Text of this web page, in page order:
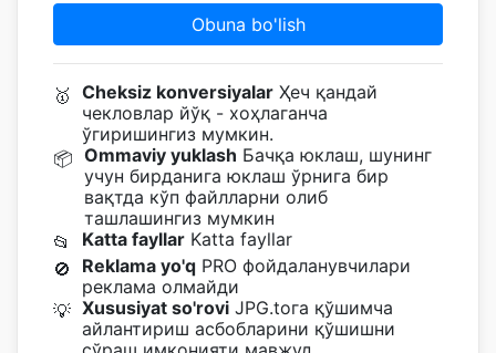
Obuna bo'lish
🥇 Cheksiz konversiyalar Ҳеч қандай
чекловлар йўқ - хоҳлаганча
ўгиришингиз мумкин.
📦 Ommaviy yuklash Бачқа юклаш, шунинг
учун бирданига юклаш ўрнига бир
вақтда кўп файлларни олиб
ташлашингиз мумкин
📂
Katta fayllar Katta fayllar
🚫
Reklama yo'q PRO фойдаланувчилари
реклама олмайди
💡 Xususiyat so'rovi JPG.toга қўшимча
айлантириш асбобларини қўшишни